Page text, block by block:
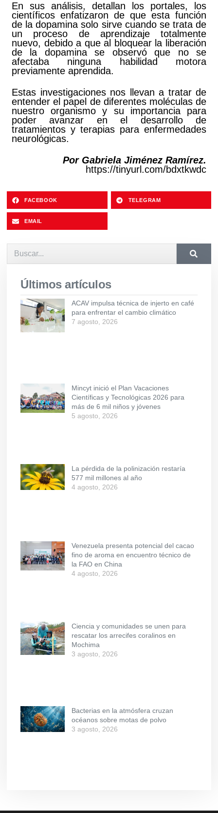
En sus análisis, detallan los portales, los
científicos enfatizaron de que esta función
de la dopamina solo sirve cuando se trata de
un proceso de aprendizaje totalmente
nuevo, debido a que al bloquear la liberación
de la dopamina se observó que no se
afectaba ninguna habilidad motora
previamente aprendida.
Estas investigaciones nos llevan a tratar de
entender el papel de diferentes moléculas de
nuestro organismo y su importancia para
poder avanzar en el desarrollo de
tratamientos y terapias para enfermedades
neurológicas.
Por Gabriela Jiménez Ramírez.
https://tinyurl.com/bdxtkwdc
FACEBOOK TELEGRAM
EMAIL
Últimos artículos
ACAV impulsa técnica de injerto en café
para enfrentar el cambio climático
7 agosto, 2026
Mincyt inició el Plan Vacaciones
Científicas y Tecnológicas 2026 para
más de 6 mil niños y jóvenes
5 agosto, 2026
La pérdida de la polinización restaría
577 mil millones al año
4 agosto, 2026
Venezuela presenta potencial del cacao
fino de aroma en encuentro técnico de
la FAO en China
4 agosto, 2026
Ciencia y comunidades se unen para
rescatar los arrecifes coralinos en
Mochima
3 agosto, 2026
Bacterias en la atmósfera cruzan
océanos sobre motas de polvo
3 agosto, 2026